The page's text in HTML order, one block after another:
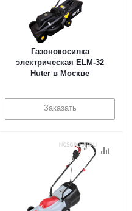
Газонокосилка
электрическая ELM-32
Huter в Москве
Заказать